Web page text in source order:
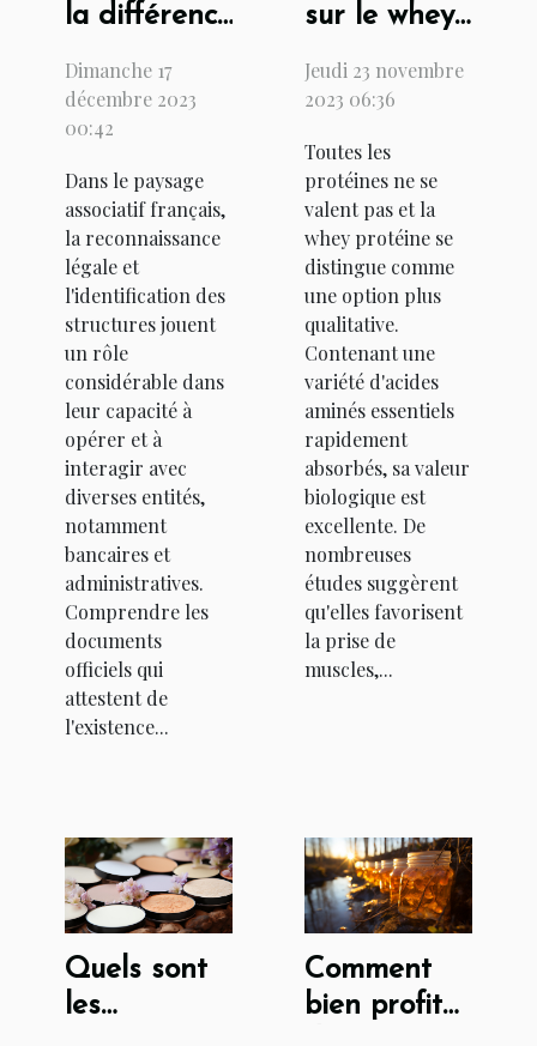
la différence
l'extrait
RNE et
pour les
associations
Dimanche 17
décembre 2023
00:42
Dans le paysage
associatif français,
la reconnaissance
légale et
l'identification des
structures jouent
un rôle
considérable dans
leur capacité à
opérer et à
interagir avec
diverses entités,
notamment
bancaires et
administratives.
Comprendre les
documents
officiels qui
attestent de
l'existence...
sur le whey
bienfaits et
indications
Jeudi 23 novembre
2023 06:36
Toutes les
protéines ne se
valent pas et la
whey protéine se
distingue comme
une option plus
qualitative.
Contenant une
variété d'acides
aminés essentiels
rapidement
absorbés, sa valeur
biologique est
excellente. De
nombreuses
études suggèrent
qu'elles favorisent
la prise de
muscles,...
Quels sont
les
Comment
bien profiter